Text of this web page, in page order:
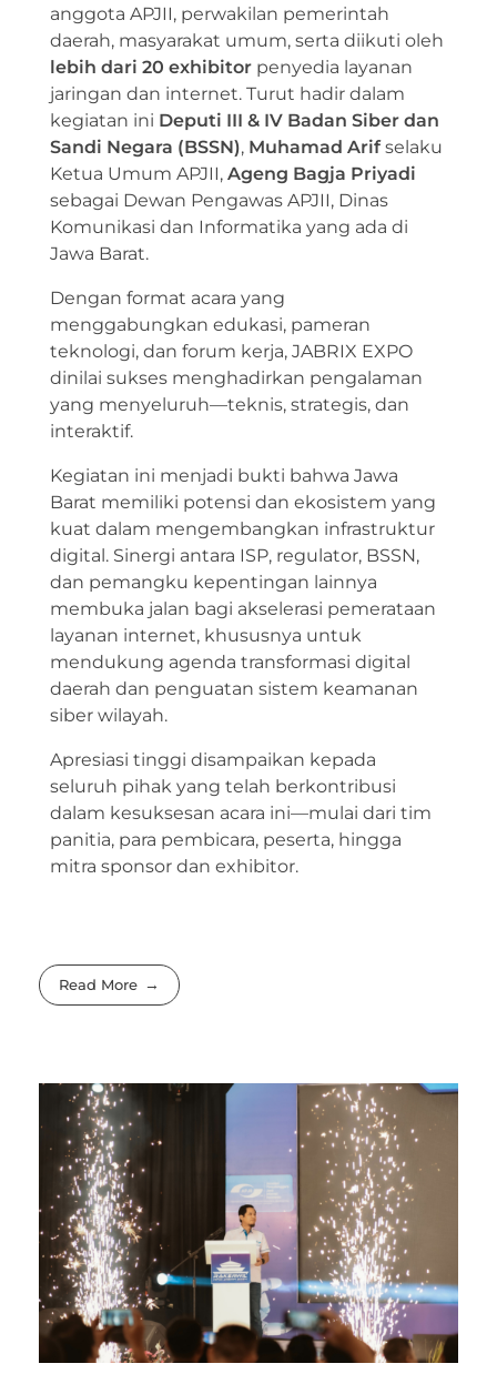
anggota APJII, perwakilan pemerintah
daerah, masyarakat umum, serta diikuti oleh
lebih dari 20 exhibitor penyedia layanan
jaringan dan internet. Turut hadir dalam
kegiatan ini Deputi III & IV Badan Siber dan
Sandi Negara (BSSN), Muhamad Arifselaku
Ketua Umum APJII, Ageng Bagja Priyadi
sebagai Dewan Pengawas APJII, Dinas
Komunikasi dan Informatika yang ada di
Jawa Barat.
Dengan format acara yang
menggabungkan edukasi, pameran
teknologi, dan forum kerja, JABRIX EXPO
dinilai sukses menghadirkan pengalaman
yang menyeluruh—teknis, strategis, dan
interaktif.
Kegiatan ini menjadi bukti bahwa Jawa
Barat memiliki potensi dan ekosistem yang
kuat dalam mengembangkan infrastruktur
digital. Sinergi antara ISP, regulator, BSSN,
dan pemangku kepentingan lainnya
membuka jalan bagi akselerasi pemerataan
layanan internet, khususnya untuk
mendukung agenda transformasi digital
daerah dan penguatan sistem keamanan
siber wilayah.
Apresiasi tinggi disampaikan kepada
seluruh pihak yang telah berkontribusi
dalam kesuksesan acara ini—mulai dari tim
panitia, para pembicara, peserta, hingga
mitra sponsor dan exhibitor.
Read More